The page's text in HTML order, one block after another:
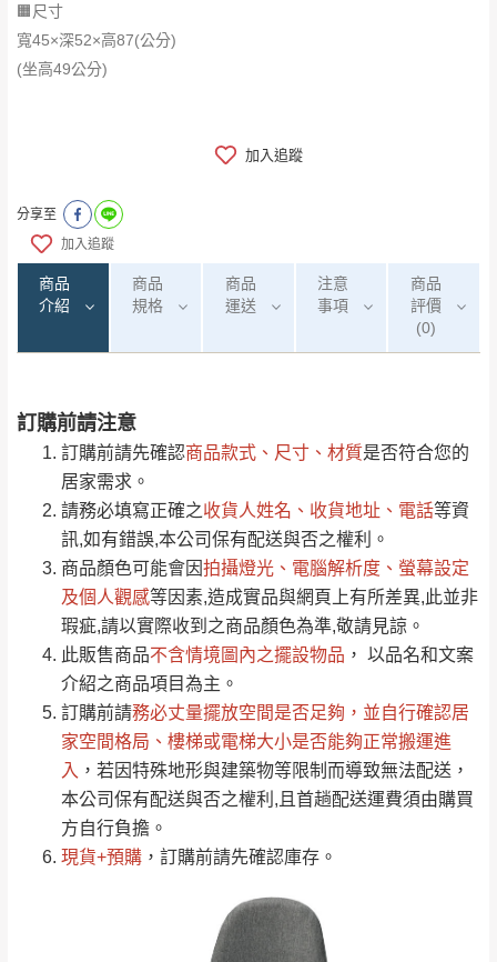
🟧尺寸
寬45×深52×高87(公分)
(坐高49公分)
加入追蹤
分享至
加入追蹤
商品
介紹
商品
規格
商品
運送
注意
事項
商品
評價
(0)
訂購前請注意
訂購前請先確認商品款式、尺寸、材質是否符合您的
居家需求。
請務必填寫正確之收貨人姓名、收貨地址、電話等資
訊,如有錯誤,本公司保有配送與否之權利。
商品顏色可能會因拍攝燈光、電腦解析度、螢幕設定
及個人觀感等因素,造成實品與網頁上有所差異,此並非
瑕疵,請以實際收到之商品顏色為準,敬請見諒。
此販售商品不含情境圖內之擺設物品 ， 以品名和文案
介紹之商品項目為主。
訂購前請務必丈量擺放空間是否足夠 ，並自行確認居
家空間格局、 樓梯或電梯大小是否能夠正常搬運進
入 ，若因特殊地形與建築物等限制而導致無法配送，
本公司保有配送與否之權利,且首趟配送運費須由購買
方自行負擔。
現貨+預購 ，訂購前請先確認庫存。
運 費 說 明
運送地區 運送費用
偏遠地區
（請先線上詢問 LINE
→@dershin ）
桃園
免 運
復興鄉
新竹
峨眉鄉、五峰鄉、
橫山、北埔鄉、尖
石鄉、寶山鄉山
區、新埔山區、芎
注意事項：
由於品項繁多，網頁無法及時更新，如有需
要購買商品，請於出發前來電或到「官方
Line客服」來信確認商品是否有「現貨」與
「金額」。
若商品價格或庫存有異常，商家有權取消訂
單。部分網路商品恕無法更改原設計或客製，敬請
見諒！
接單後二日內(不含例假日)，我們客服會與您
電話聯絡或E-Mail通知確認訂單。
（線上客
服 LINE → @dershin）
下單前先詢問是否現貨 ，若未詢問下單後無
現貨我們客服會再來電或E-Mail與您聯絡
（洽詢方式請搜尋 Line ID →
地區恕無法提供運送 (詳見運送規章)。
0/5 (0)筆
全部 依評論高至低排列
依評論低至高排列 只顯示附上圖片
只顯示附上評論